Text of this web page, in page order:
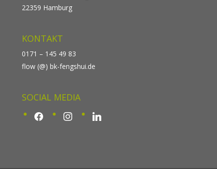
22359 Hamburg
KONTAKT
0171 – 145 49 83
flow (@) bk-fengshui.de
SOCIAL MEDIA
facebook instagram linkedin